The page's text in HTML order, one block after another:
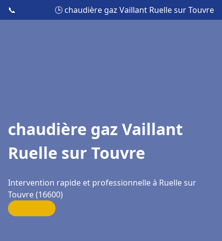
📞 🕒 chaudière gaz Vaillant Ruelle sur Touvre
chaudière gaz Vaillant
Ruelle sur Touvre
Intervention rapide et professionnelle à Ruelle sur
Touvre (16600)